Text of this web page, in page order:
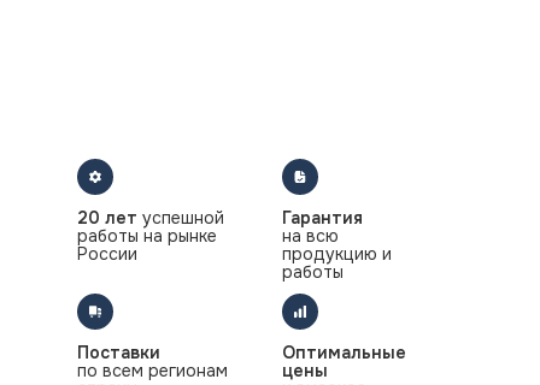
20 лет успешной
работы на рынке
России
Гарантия
на всю
продукцию и
работы
Оптимальные
цены
Поставки
по всем регионам